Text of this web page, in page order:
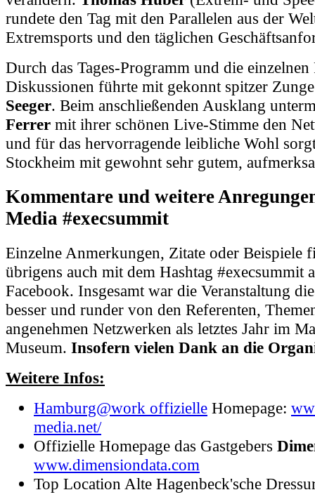
rundete den Tag mit den Parallelen aus der
Extremsports und den täglichen
Durch das Tages-Programm und die einzelnen
Diskussionen führte mit gekonnt spitzer
Seeger. Beim anschließenden Ausklang
Ferrer mit ihrer schönen Live-Stimme den
und für das hervorragende leibliche Wohl
Stockheim mit gewohnt sehr gutem,
Kommentare und weitere
Media #execsummit
Einzelne Anmerkungen, Zitate oder Beispiele
übrigens auch mit dem Hashtag #execsummit
Facebook. Insgesamt war die Veranstaltung
besser und runder von den Referenten,
angenehmen Netzwerken als letztes Jahr im
Museum. Insofern vielen Dank an die
Weitere Infos:
Hamburg@work offizielle Homepage:
media.net/
Offizielle Homepage das Gastgebers
www.dimensiondata.com
Top Location Alte Hagenbeck'sche